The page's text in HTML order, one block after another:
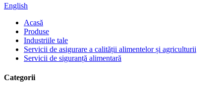
English
Acasă
Produse
Industriile tale
Servicii de asigurare a calității alimentelor și agriculturii
Servicii de siguranță alimentară
Categorii